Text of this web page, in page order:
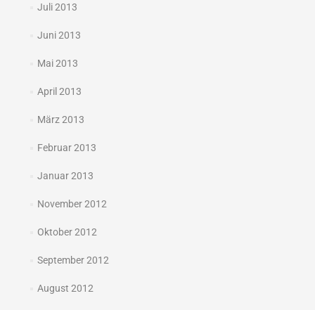
Juli 2013
Juni 2013
Mai 2013
April 2013
März 2013
Februar 2013
Januar 2013
November 2012
Oktober 2012
September 2012
August 2012